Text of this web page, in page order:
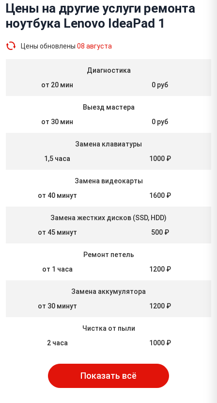
Цены на другие услуги ремонта
ноутбука Lenovo IdeaPad 1
Цены обновлены 08 августа
Диагностика
от 20 мин
0 руб
Выезд мастера
от 30 мин
0 руб
Замена клавиатуры
1,5 часа
1000 ₽
Замена видеокарты
от 40 минут
1600 ₽
Замена жестких дисков (SSD, HDD)
от 45 минут
500 ₽
Ремонт петель
от 1 часа
1200 ₽
Замена аккумулятора
от 30 минут
1200 ₽
Чистка от пыли
2 часа
1000 ₽
Показать всё